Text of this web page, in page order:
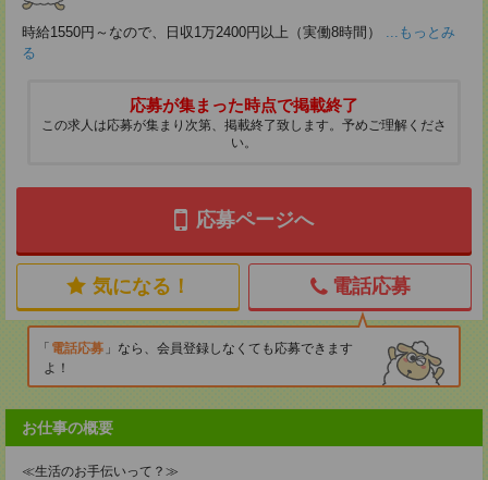
時給1550円～なので、日収1万2400円以上（実働8時間）
...もっとみ
る
応募が集まった時点で掲載終了
この求人は応募が集まり次第、掲載終了致します。予めご理解くださ
い。
応募ページへ
気になる！ 電話応募
電話応募
なら、会員登録しなくても応募できます
よ！
お仕事の概要
≪生活のお手伝いって？≫